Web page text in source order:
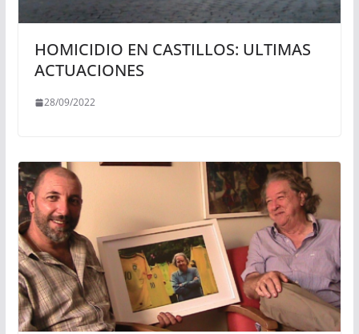
HOMICIDIO EN CASTILLOS: ULTIMAS
ACTUACIONES
28/09/2022